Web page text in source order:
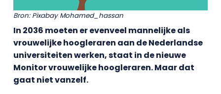
Bron: Pixabay Mohamed_hassan
In 2036 moeten er evenveel mannelijke als
vrouwelijke hoogleraren aan de Nederlandse
universiteiten werken, staat in de nieuwe
Monitor vrouwelijke hoogleraren. Maar dat
gaat niet vanzelf.